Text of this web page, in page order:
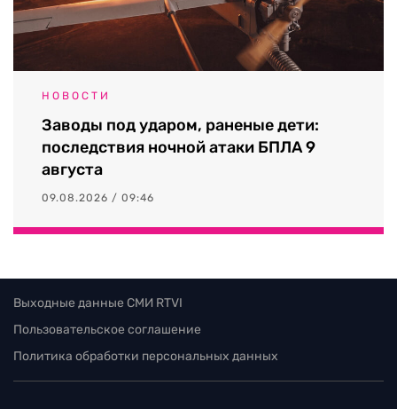
НОВОСТИ
Заводы под ударом, раненые дети:
последствия ночной атаки БПЛА 9
августа
09.08.2026 / 09:46
Выходные данные СМИ RTVI
Пользовательское соглашение
Политика обработки персональных данных